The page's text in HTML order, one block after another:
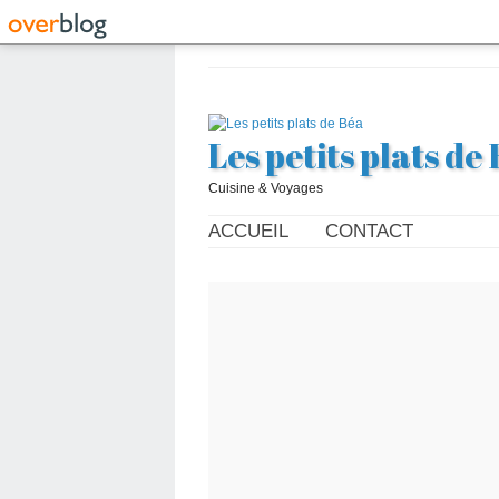
Les petits plats de
Cuisine & Voyages
ACCUEIL CONTACT